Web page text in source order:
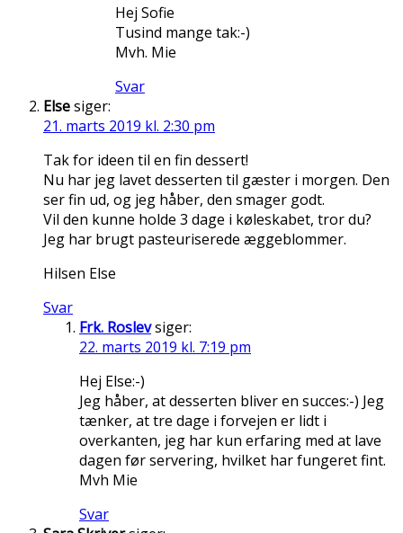
Hej Sofie
Tusind mange tak:-)
Mvh. Mie
Svar
Elsesiger:
21. marts 2019 kl. 2:30 pm
Tak for ideen til en fin dessert!
Nu har jeg lavet desserten til gæster i morgen. Den
ser fin ud, og jeg håber, den smager godt.
Vil den kunne holde 3 dage i køleskabet, tror du?
Jeg har brugt pasteuriserede æggeblommer.
Hilsen Else
Svar
Frk. Roslevsiger:
22. marts 2019 kl. 7:19 pm
Hej Else:-)
Jeg håber, at desserten bliver en succes:-) Jeg
tænker, at tre dage i forvejen er lidt i
overkanten, jeg har kun erfaring med at lave
dagen før servering, hvilket har fungeret fint.
Mvh Mie
Svar